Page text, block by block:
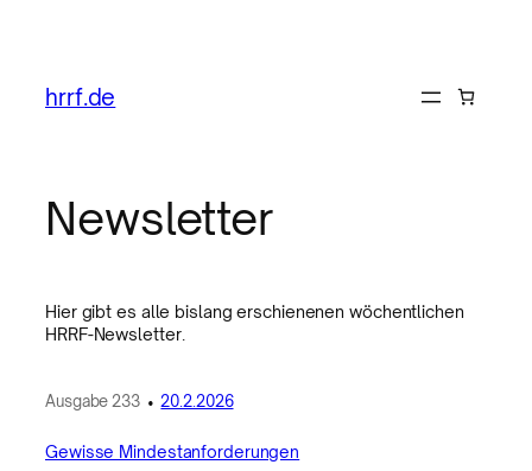
hrrf.de
Newsletter
Hier gibt es alle bislang erschienenen wöchentlichen
HRRF-Newsletter.
Ausgabe 233•20.2.2026
Gewisse Mindestanforderungen